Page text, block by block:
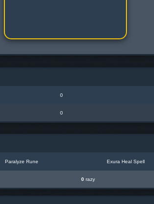
0
0
Paralyze Rune Exura Heal Spell
0 razy